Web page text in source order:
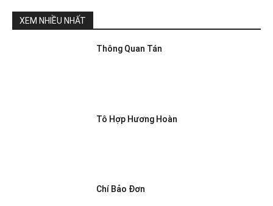
XEM NHIỀU NHẤT
Thông Quan Tán
Tô Hợp Hương Hoàn
Chí Bảo Đơn